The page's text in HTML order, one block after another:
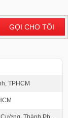
GỌI CHO TÔI
TPHCM